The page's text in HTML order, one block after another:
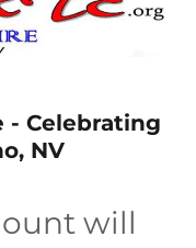
- Celebrating
NV
will